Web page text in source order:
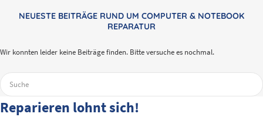
NEUESTE BEITRÄGE RUND UM COMPUTER & NOTEBOOK
REPARATUR
Wir konnten leider keine Beiträge finden. Bitte versuche es nochmal.
Suchen
nach:
Reparieren lohnt sich!